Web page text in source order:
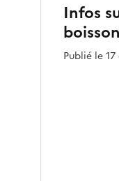
Infos
Publié le